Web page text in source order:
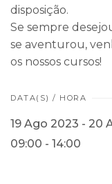
disposição.
Se sempre
se aventurou,
os nossos cursos!
DATA(S) / HORA
19 Ago 2023 - 20
09:00 - 14:00